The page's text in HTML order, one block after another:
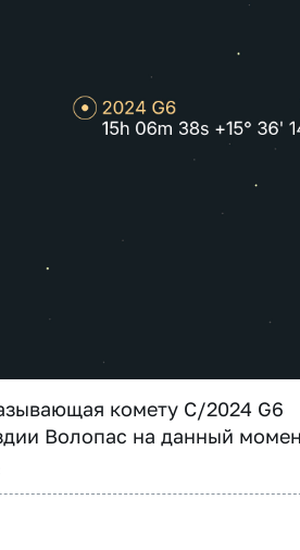
комету C/2024 G6
Волопас на данный